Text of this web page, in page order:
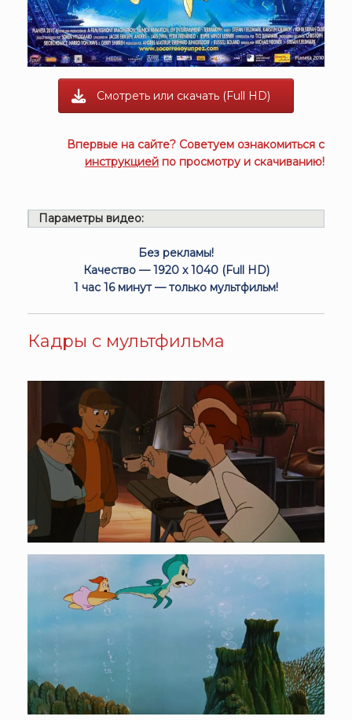
Смотреть или скачать (Full HD)
Впервые на сайте? Советуем ознакомиться с
инструкцией по просмотру и скачиванию!
Параметры видео:
Без рекламы!
Качество — 1920 x 1040 (Full HD)
1 час 16 минут — только мультфильм!
Кадры с мультфильма